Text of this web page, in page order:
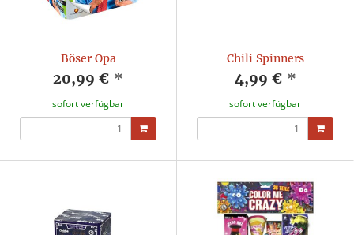
Böser Opa
20,99 € *
sofort verfügbar
Chili Spinners
4,99 € *
sofort verfügbar